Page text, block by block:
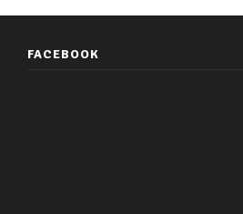
FACEBOOK